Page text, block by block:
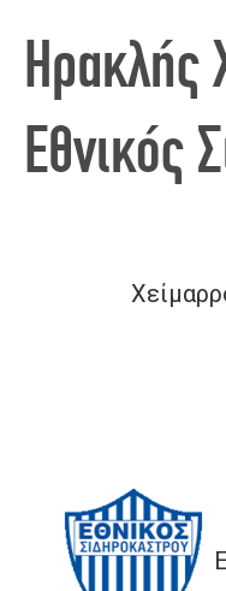
Ηρακλής
Εθνικός